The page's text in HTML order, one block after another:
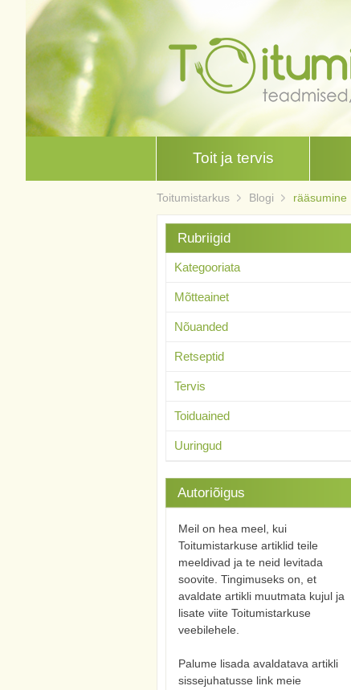
Toit ja tervis
Toitumistarkus Blogi rääsumine
Rubriigid
Kategooriata
Mõtteainet
Nõuanded
Retseptid
Tervis
Toiduained
Uuringud
Autoriõigus
Meil on hea meel, kui
Toitumistarkuse artiklid teile
meeldivad ja te neid levitada
soovite. Tingimuseks on, et
avaldate artikli muutmata kujul ja
lisate viite Toitumistarkuse
veebilehele.
Palume lisada avaldatava artikli
sissejuhatusse link meie